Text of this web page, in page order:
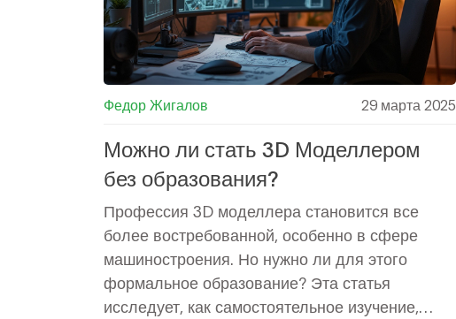
Федор Жигалов 29 марта 2025
Можно ли стать 3D Моделлером
без образования?
Профессия 3D моделлера становится все
более востребованной, особенно в сфере
машиностроения. Но нужно ли для этого
формальное образование? Эта статья
исследует, как самостоятельное изучение,